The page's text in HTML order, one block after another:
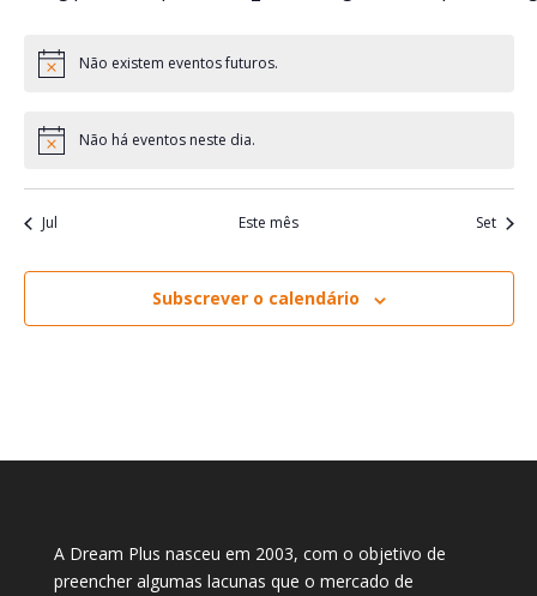
Aviso Não existem eventos futuros.
Aviso Não há eventos neste dia.
Jul Este mês Set
Subscrever o calendário
A Dream Plus nasceu em 2003, com o objetivo de
preencher algumas lacunas que o mercado de